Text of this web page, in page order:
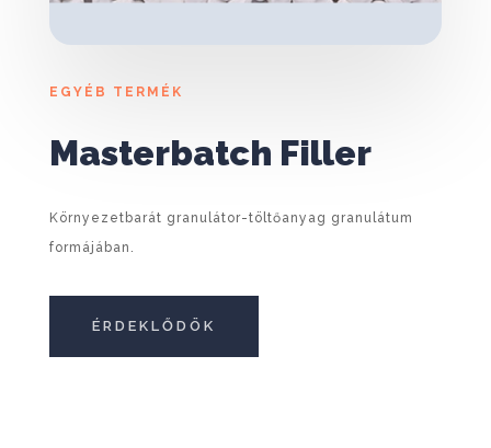
EGYÉB TERMÉK
Masterbatch Filler
Környezetbarát granulátor-töltőanyag granulátum
formájában.
ÉRDEKLŐDÖK